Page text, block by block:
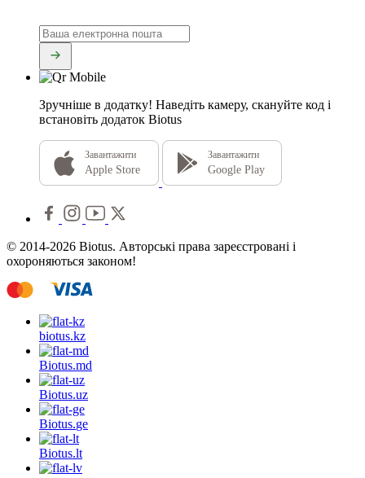
Зручніше в додатку! Наведіть камеру, скануйте код і
встановіть додаток Biotus
Завантажити
Apple Store
Завантажити
Google Play
© 2014-2026 Biotus. Авторські права зареєстровані і
охороняються законом!
biotus.kz
Biotus.md
Biotus.uz
Biotus.ge
Biotus.lt